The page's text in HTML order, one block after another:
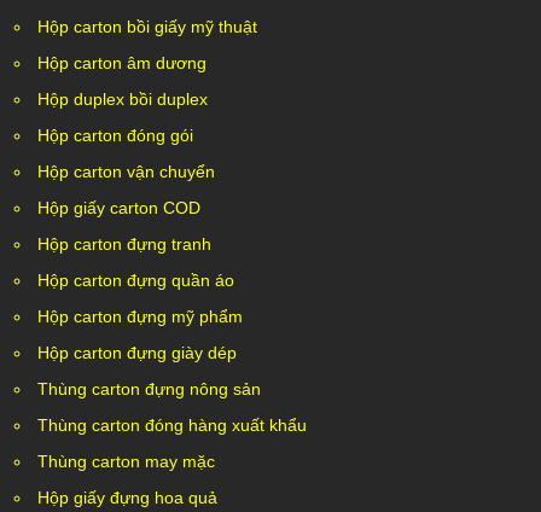
Hộp carton bồi giấy mỹ thuật
Hộp carton âm dương
Hộp duplex bồi duplex
Hộp carton đóng gói
Hộp carton vận chuyển
Hộp giấy carton COD
Hộp carton đựng tranh
Hộp carton đựng quần áo
Hộp carton đựng mỹ phẩm
Hộp carton đựng giày dép
Thùng carton đựng nông sản
Thùng carton đóng hàng xuất khẩu
Thùng carton may mặc
Hộp giấy đựng hoa quả